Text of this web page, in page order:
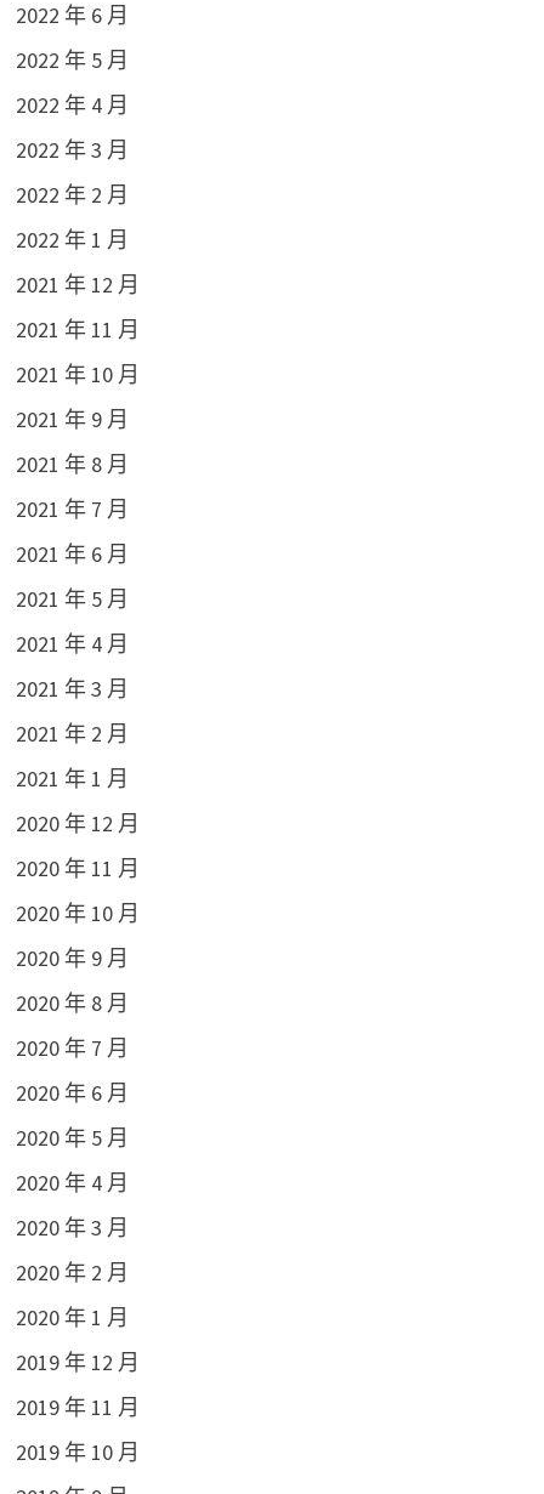
2022 年 6 月
2022 年 5 月
2022 年 4 月
2022 年 3 月
2022 年 2 月
2022 年 1 月
2021 年 12 月
2021 年 11 月
2021 年 10 月
2021 年 9 月
2021 年 8 月
2021 年 7 月
2021 年 6 月
2021 年 5 月
2021 年 4 月
2021 年 3 月
2021 年 2 月
2021 年 1 月
2020 年 12 月
2020 年 11 月
2020 年 10 月
2020 年 9 月
2020 年 8 月
2020 年 7 月
2020 年 6 月
2020 年 5 月
2020 年 4 月
2020 年 3 月
2020 年 2 月
2020 年 1 月
2019 年 12 月
2019 年 11 月
2019 年 10 月